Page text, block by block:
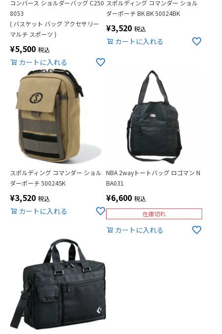
コンバース ショルダーバッグ C250
8053
( バスケット バッグ アクセサリー
マルチ スポーツ )
¥5,500 税込
カートに入れる
スポルディング コマンダー ショル
ダーポーチ BK BK 50024BK
¥3,520 税込
カートに入れる
スポルディング コマンダー ショル
ダーポーチ 50024SK
¥3,520 税込
カートに入れる
NBA 2wayトートバッグ ロゴマン N
BA031
¥6,600 税込
在庫切れ
カートに入れる